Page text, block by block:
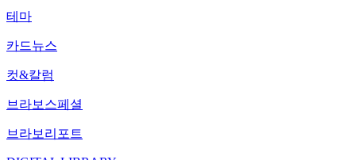
테마
카드뉴스
컷&칼럼
브라보스페셜
브라보리포트